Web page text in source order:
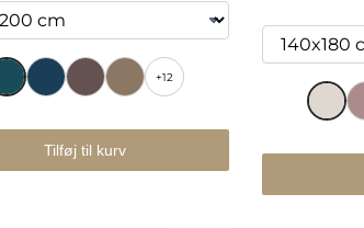
+12
Tilføj til kurv